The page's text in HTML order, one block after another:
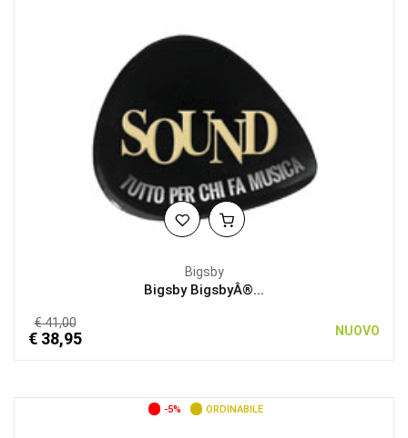
Bigsby
Bigsby BigsbyÂ®...
€ 41,00
€ 38,95 NUOVO
-5% ORDINABILE